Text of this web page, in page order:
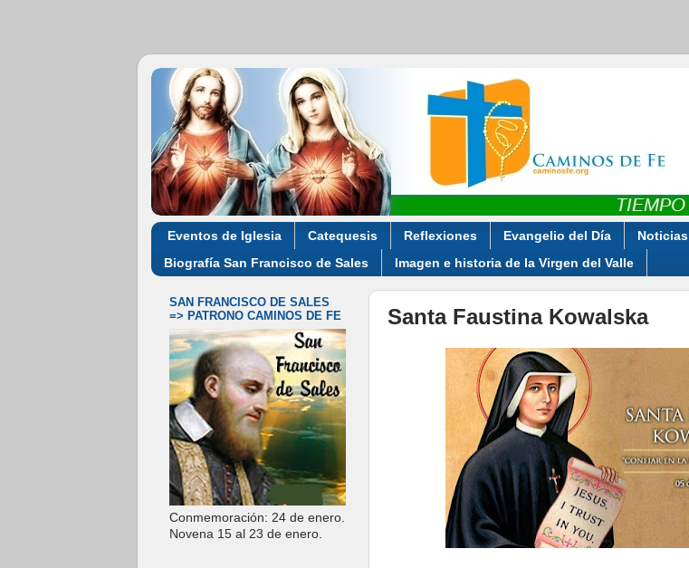
Eventos de Iglesia Catequesis Reflexiones Evangelio del Día Noticias
Biografía San Francisco de Sales
Imagen e historia de la Virgen del Valle
Santa Faustina Kowalska
SAN FRANCISCO DE SALES
=> PATRONO CAMINOS DE FE
Conmemoración: 24 de enero.
Novena 15 al 23 de enero.